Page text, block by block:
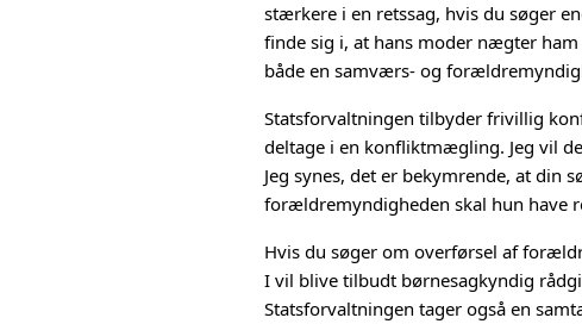
stærkere i en retssag, hvis du søger
finde sig i, at hans moder nægter
både en samværs- og
Statsforvaltningen tilbyder frivillig
deltage i en konfliktmægling. Jeg vil
Jeg synes, det er bekymrende, at din
forældremyndigheden skal hun have
Hvis du søger om overførsel af
I vil blive tilbudt børnesagkyndig
Statsforvaltningen tager også en